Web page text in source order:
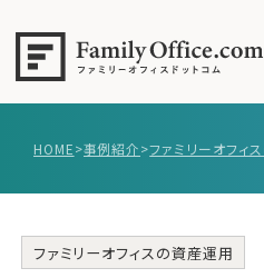
事例紹介
HOME>事例紹介>ファミリーオフィ
ファミリーオフィスの資産運用